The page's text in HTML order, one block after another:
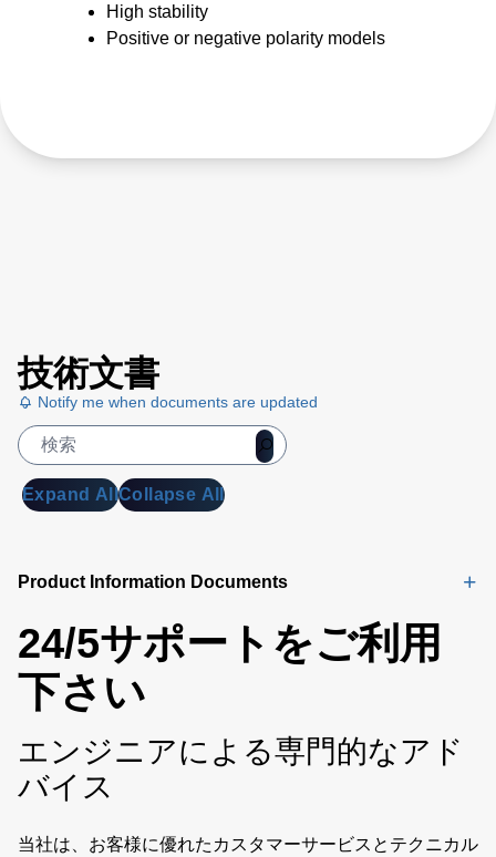
High stability
Positive or negative polarity models
技術文書
Notify me when documents are updated
Expand AllCollapse All
Product Information Documents
24/5サポートをご利用
下さい
エンジニアによる専門的なアド
バイス
当社は、お客様に優れたカスタマーサービスとテクニカル